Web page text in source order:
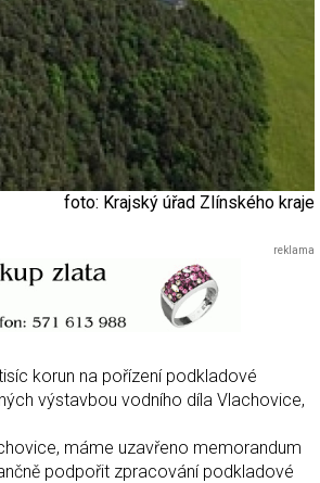
foto: Krajský úřad Zlínského kraje
korun na pořízení podkladové
výstavbou vodního díla Vlachovice,
máme uzavřeno memorandum
podpořit zpracování podkladové